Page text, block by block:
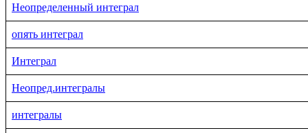
Неопределенный интеграл
опять интеграл
Интеграл
Неопред.интегралы
интегралы